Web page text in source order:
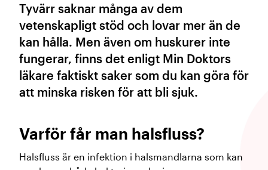
Tyvärr saknar många av dem
vetenskapligt stöd och lovar mer än de
kan hålla. Men även om huskurer inte
fungerar, finns det enligt Min Doktors
läkare faktiskt saker som du kan göra för
att minska risken för att bli sjuk.
Varför får man halsfluss?
Halsfluss är en infektion i halsmandlarna som kan